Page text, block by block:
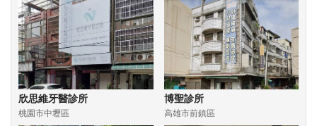
欣思維牙醫診所
桃園市中壢區
博聖診所
高雄市前鎮區